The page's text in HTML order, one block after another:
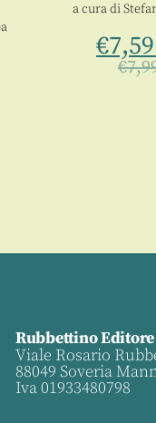
a cura di
€7,59
€
Rubbettino Editore
Viale Rosario
88049 Soveria
Iva 01933480798